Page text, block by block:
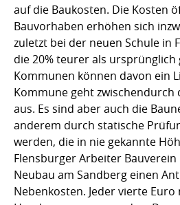
auf die Baukosten. Die Kosten
Bauvorhaben erhöhen sich
zuletzt bei der neuen Schule in
die 20% teurer als ursprünglich
Kommunen können davon ein
Kommune geht zwischendurch
aus. Es sind aber auch die
anderem durch statische
werden, die in nie gekannte
Flensburger Arbeiter
Neubau am Sandberg einen
Nebenkosten. Jeder vierte